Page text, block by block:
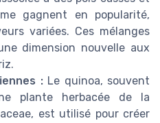
gagnent en popularité,
variées. Ces mélanges
dimension nouvelle aux
:Le quinoa, souvent
plante herbacée de la
est utilisé pour créer